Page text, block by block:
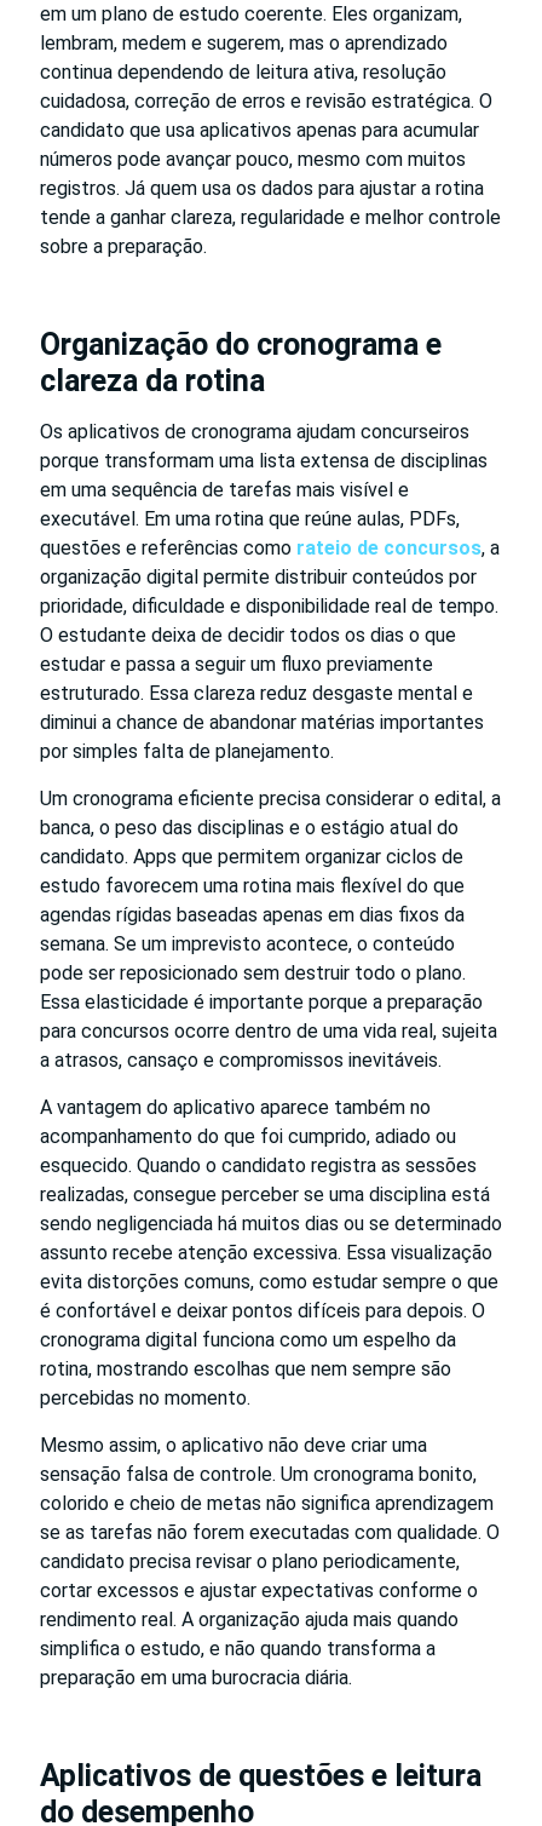
em um plano de estudo coerente. Eles organizam,
lembram, medem e sugerem, mas o aprendizado
continua dependendo de leitura ativa, resolução
cuidadosa, correção de erros e revisão estratégica. O
candidato que usa aplicativos apenas para acumular
números pode avançar pouco, mesmo com muitos
registros. Já quem usa os dados para ajustar a rotina
tende a ganhar clareza, regularidade e melhor controle
sobre a preparação.
Organização do cronograma e
clareza da rotina
Os aplicativos de cronograma ajudam concurseiros
porque transformam uma lista extensa de disciplinas
em uma sequência de tarefas mais visível e
executável. Em uma rotina que reúne aulas, PDFs,
questões e referências como rateio de concursos, a
organização digital permite distribuir conteúdos por
prioridade, dificuldade e disponibilidade real de tempo.
O estudante deixa de decidir todos os dias o que
estudar e passa a seguir um fluxo previamente
estruturado. Essa clareza reduz desgaste mental e
diminui a chance de abandonar matérias importantes
por simples falta de planejamento.
Um cronograma eficiente precisa considerar o edital, a
banca, o peso das disciplinas e o estágio atual do
candidato. Apps que permitem organizar ciclos de
estudo favorecem uma rotina mais flexível do que
agendas rígidas baseadas apenas em dias fixos da
semana. Se um imprevisto acontece, o conteúdo
pode ser reposicionado sem destruir todo o plano.
Essa elasticidade é importante porque a preparação
para concursos ocorre dentro de uma vida real, sujeita
a atrasos, cansaço e compromissos inevitáveis.
A vantagem do aplicativo aparece também no
acompanhamento do que foi cumprido, adiado ou
esquecido. Quando o candidato registra as sessões
realizadas, consegue perceber se uma disciplina está
sendo negligenciada há muitos dias ou se determinado
assunto recebe atenção excessiva. Essa visualização
evita distorções comuns, como estudar sempre o que
é confortável e deixar pontos difíceis para depois. O
cronograma digital funciona como um espelho da
rotina, mostrando escolhas que nem sempre são
percebidas no momento.
Mesmo assim, o aplicativo não deve criar uma
sensação falsa de controle. Um cronograma bonito,
colorido e cheio de metas não significa aprendizagem
se as tarefas não forem executadas com qualidade. O
candidato precisa revisar o plano periodicamente,
cortar excessos e ajustar expectativas conforme o
rendimento real. A organização ajuda mais quando
simplifica o estudo, e não quando transforma a
preparação em uma burocracia diária.
Aplicativos de questões e leitura
do desempenho